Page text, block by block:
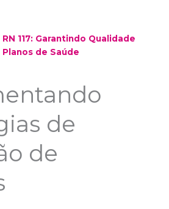
RN 117: Garantindo Qualidade
de Saúde
de
de